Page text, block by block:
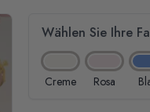
Wählen Sie Ihre
Creme Rosa